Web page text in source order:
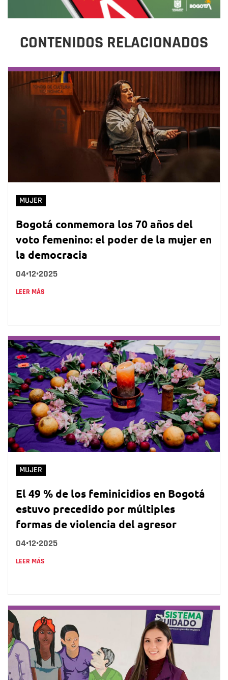
CONTENIDOS RELACIONADOS
MUJER
Bogotá conmemora los 70 años del
voto femenino: el poder de la mujer en
la democracia
04•12•2025
LEER MÁS
MUJER
El 49 % de los feminicidios en Bogotá
estuvo precedido por múltiples
formas de violencia del agresor
04•12•2025
LEER MÁS